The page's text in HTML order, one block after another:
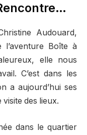
Audouard,
l’aventure Boîte à
elle nous
C’est dans les
a aujourd’hui ses
des lieux.
dans le quartier